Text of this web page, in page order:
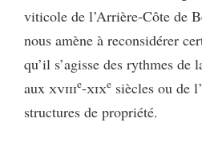
viticole de l’Arrière-Côte de
nous amène à reconsidérer
qu’il s’agisse des rythmes de
aux xviiie-xixe siècles ou de
structures de propriété.